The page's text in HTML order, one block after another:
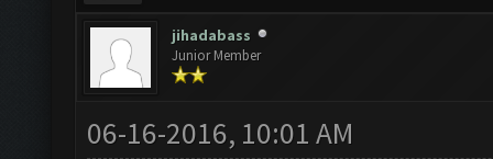
jihadabass
Junior Member
06-16-2016, 10:01 AM